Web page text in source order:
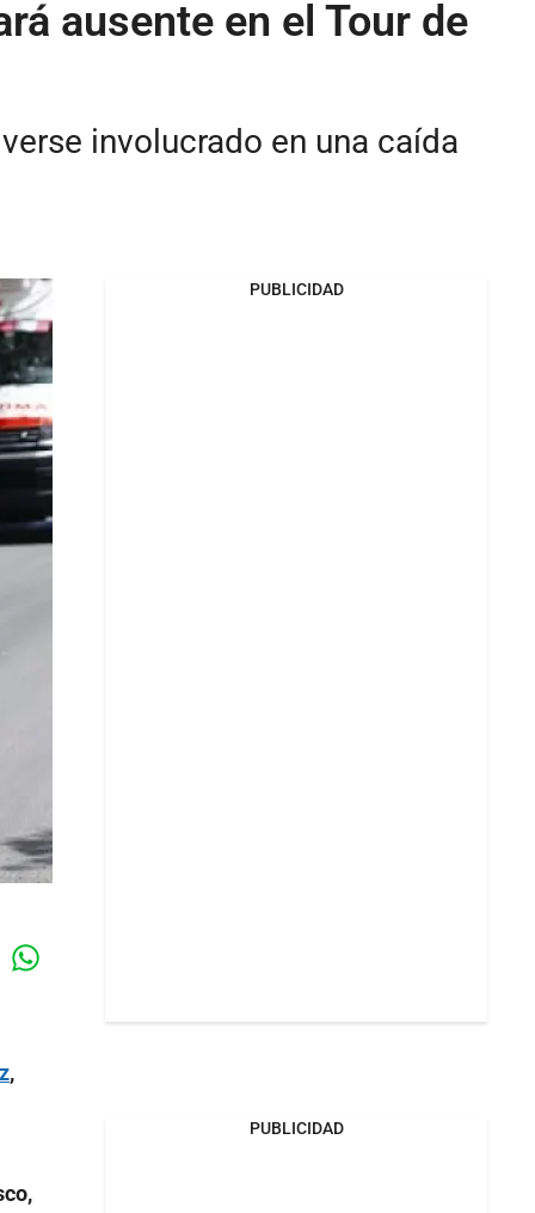
ausente en el Tour de
involucrado en una caída
,
PUBLICIDAD
PUBLICIDAD